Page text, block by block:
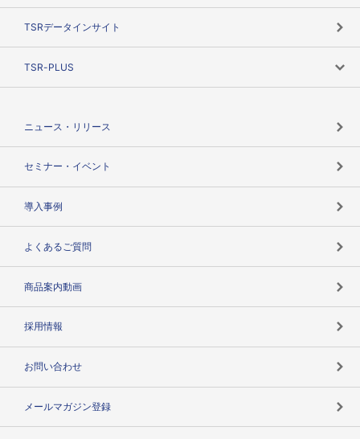
TSRデータインサイト
TSR-PLUS
ニュース・リリース
セミナー・イベント
導入事例
よくあるご質問
商品案内動画
採用情報
お問い合わせ
メールマガジン登録